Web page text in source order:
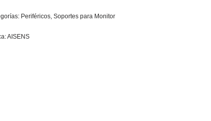
Periféricos,Soportes para Monitor
AISENS